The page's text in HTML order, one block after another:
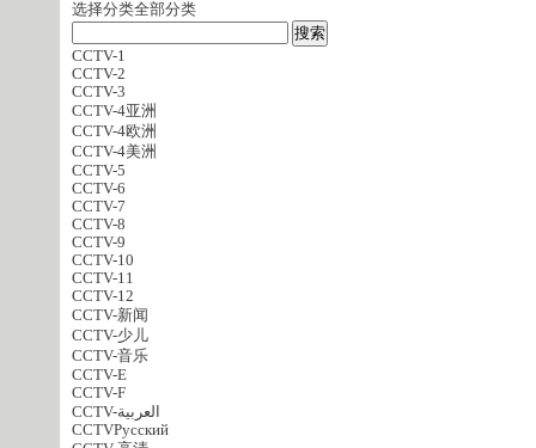
选择分类全部分类
CCTV-1
CCTV-2
CCTV-3
CCTV-4亚洲
CCTV-4欧洲
CCTV-4美洲
CCTV-5
CCTV-6
CCTV-7
CCTV-8
CCTV-9
CCTV-10
CCTV-11
CCTV-12
CCTV-新闻
CCTV-少儿
CCTV-音乐
CCTV-E
CCTV-F
CCTV-العربية
CCTVPусский